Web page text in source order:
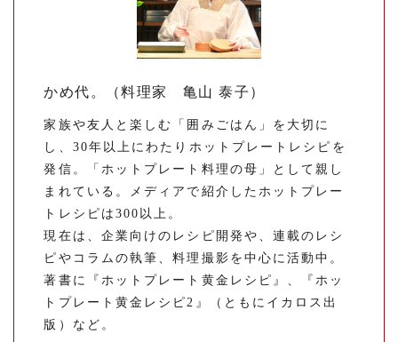
かめ代。（料理家 亀山 泰子）
家族や友人と楽しむ「囲みごはん」を大切に
し、30年以上にわたりホットプレートレシピを
発信。「ホットプレート料理の母」として親し
まれている。メディアで紹介したホットプレー
トレシピは300以上。
現在は、企業向けのレシピ開発や、連載のレシ
ピやコラムの執筆、料理撮影を中心に活動中。
著書に『ホットプレート黄金レシピ』、『ホッ
トプレート黄金レシピ2』（ともにイカロス出
版）など。